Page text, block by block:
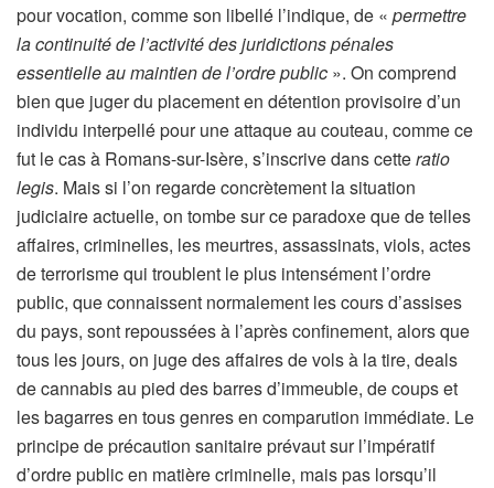
pour vocation, comme son libellé l’indique, de « permettre
la continuité de l’activité des juridictions pénales
essentielle au maintien de l’ordre public ». On comprend
bien que juger du placement en détention provisoire d’un
individu interpellé pour une attaque au couteau, comme ce
fut le cas à Romans-sur-Isère, s’inscrive dans cetteratio
legis. Mais si l’on regarde concrètement la situation
judiciaire actuelle, on tombe sur ce paradoxe que de telles
affaires, criminelles, les meurtres, assassinats, viols, actes
de terrorisme qui troublent le plus intensément l’ordre
public, que connaissent normalement les cours d’assises
du pays, sont repoussées à l’après confinement, alors que
tous les jours, on juge des affaires de vols à la tire, deals
de cannabis au pied des barres d’immeuble, de coups et
les bagarres en tous genres en comparution immédiate. Le
principe de précaution sanitaire prévaut sur l’impératif
d’ordre public en matière criminelle, mais pas lorsqu’il